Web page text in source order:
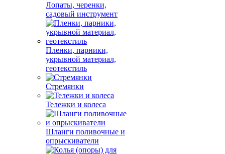
Лопаты, черенки,
садовый инструмент
Пленки, парники,
укрывной материал,
геотекстиль
Стремянки
Тележки и колеса
Шланги поливочные и
опрыскиватели